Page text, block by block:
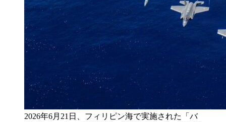
2026年6月21日、フィリピン海で実施された「バ